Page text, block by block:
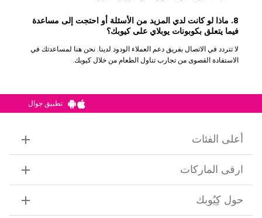
8. ماذا لو كانت لدي المزيد من الأسئلة أو احتجت إلى مساعدة
فيما يتعلق بكوبونات يوبلاي على كيوبك؟
لا تتردد في الاتصال بفريق دعم العملاء الودود لدينا. نحن هنا لمساعدتك في
الاستفادة القصوى من تجارب تناول الطعام من خلال كيوبك.
تطبيق جوال
أعلى الفئات
ارقى الماركات
حول كِيُوبك